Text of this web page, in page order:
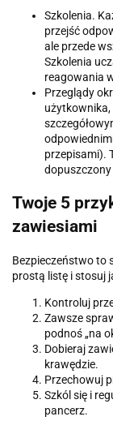
Szkolenia.
przejść
ale przede
Szkolenia
reagowania
Przeglądy
przepisami).
dopuszczony
Twoje 5
zawiesiami
Bezpieczeństwo to
prostą listę i stosuj
Kontroluj
Zawsze
podnoś „na
Dobieraj
krawędzie.
Przechowuj
Szkól się i
pancerz.